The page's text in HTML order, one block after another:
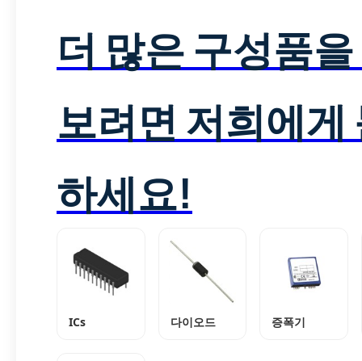
더 많은 구성품
보려면 저희에게
하세요!
ICs 다이오드 증폭기